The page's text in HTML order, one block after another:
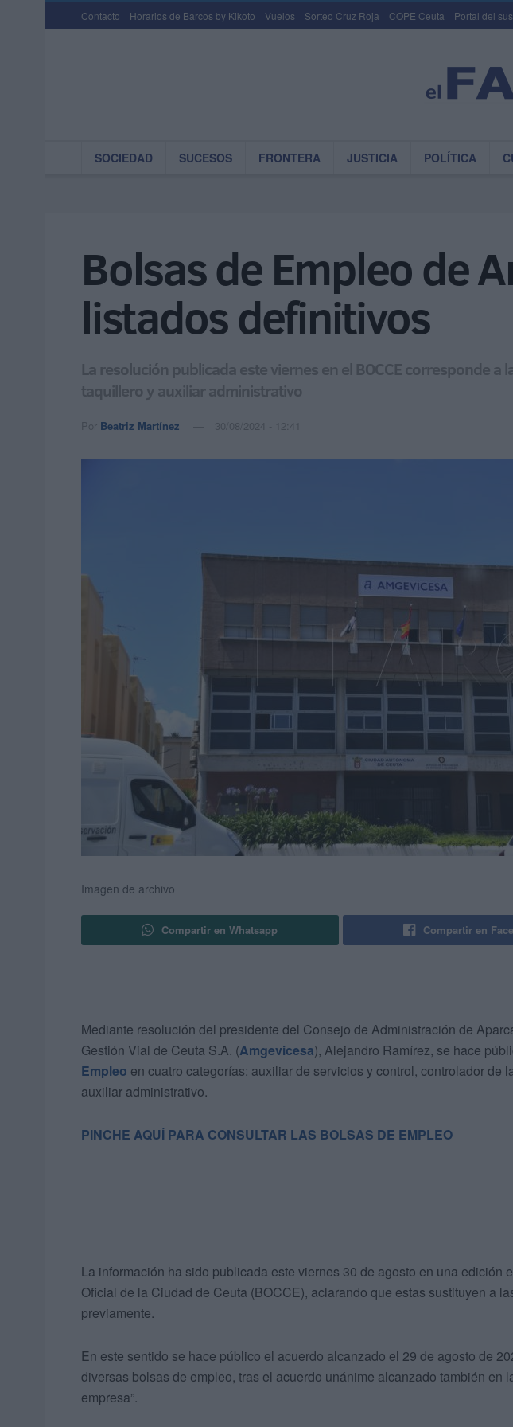
Contacto Horarios de Barcos by Kikoto Vuelos Sorteo Cruz Roja COPE Ceuta Portal del
SOCIEDAD SUCESOS FRONTERA JUSTICIA POLÍTICA
Bolsas de Empleo de
listados definitivos
La resolución publicada este viernes en el BOCCE corresponde
taquillero y auxiliar administrativo
Por Beatriz Martínez 30/08/2024 - 12:41
Imagen de archivo
Compartir en Whatsapp Compartir en
Mediante resolución del presidente del Consejo de Administración de
Gestión Vial de Ceuta S.A. (Amgevicesa), Alejandro Ramírez, se hace
Empleo en cuatro categorías: auxiliar de servicios y control, controlador de
auxiliar administrativo.
PINCHE AQUÍ PARA CONSULTAR LAS BOLSAS DE EMPLEO
La información ha sido publicada este viernes 30 de agosto en una edición
Oficial de la Ciudad de Ceuta (BOCCE), aclarando que estas sustituyen a
previamente.
En este sentido se hace público el acuerdo alcanzado el 29 de agosto de
diversas bolsas de empleo, tras el acuerdo unánime alcanzado también en
empresa”.